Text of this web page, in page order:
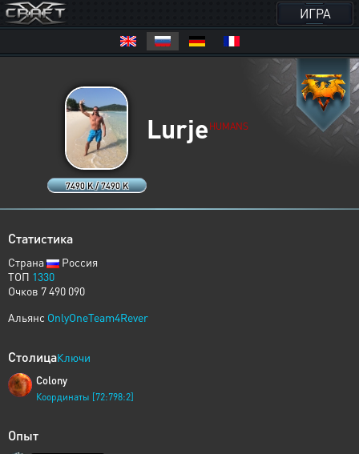
ИГРА
7490 K / 7490 K
Lurje HUMANS
Статистика
Страна
Россия
ТОП 1330
Очков 7 490 090
Альянс OnlyOneTeam4Rever
СтолицаКлючи
Colony
Координаты [72:798:2]
Опыт